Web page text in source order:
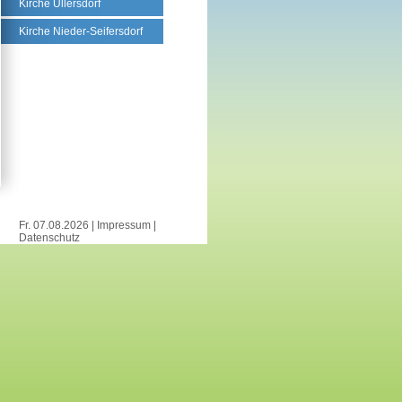
Kirche Ullersdorf
Kirche Nieder-Seifersdorf
Fr. 07.08.2026 | Impressum
Datenschutz